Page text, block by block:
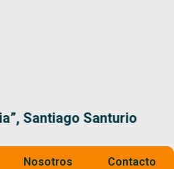
Santiago Santurio
Nosotros Contacto